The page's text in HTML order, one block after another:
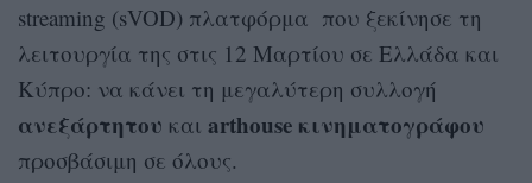
streaming (sVOD) πλατφόρμα που ξεκίνησε τη
λειτουργία της στις 12 Μαρτίου σε Ελλάδα και
Κύπρο: να κάνει τη μεγαλύτερη συλλογή
ανεξάρτητου και arthouse κινηματογράφου
προσβάσιμη σε όλους.